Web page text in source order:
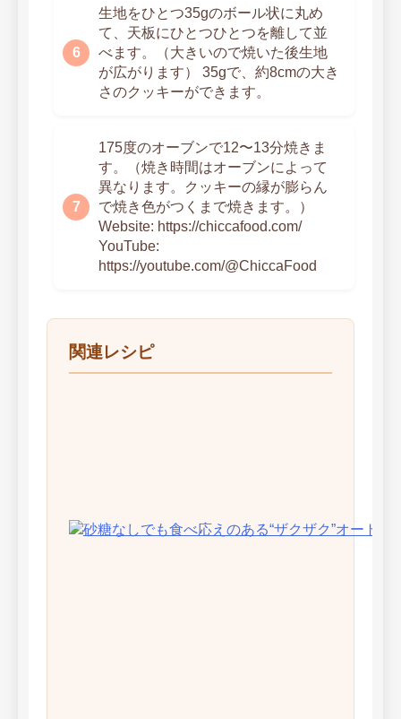
生地をひとつ35gのボール状に丸め
て、天板にひとつひとつを離して並
べます。（大きいので焼いた後生地
が広がります） 35gで、約8cmの大き
さのクッキーができます。
175度のオーブンで12〜13分焼きま
す。（焼き時間はオーブンによって
異なります。クッキーの縁が膨らん
で焼き色がつくまで焼きます。）
Website: https://chiccafood.com/
YouTube:
https://youtube.com/@ChiccaFood
関連レシピ